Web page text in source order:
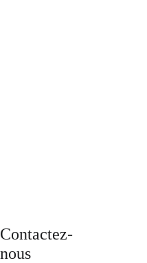
Contactez-
nous